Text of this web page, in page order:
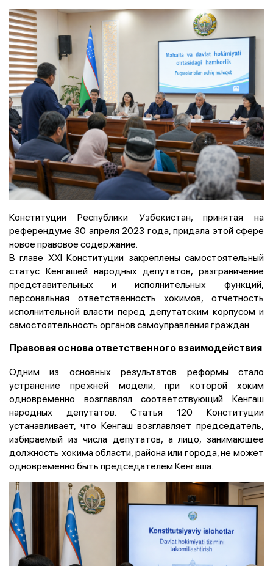
Конституции Республики Узбекистан, принятая на
референдуме 30 апреля 2023 года, придала этой сфере
новое правовое содержание.
В главе XXI Конституции закреплены самостоятельный
статус Кенгашей народных депутатов, разграничение
представительных и исполнительных функций,
персональная ответственность хокимов, отчетность
исполнительной власти перед депутатским корпусом и
самостоятельность органов самоуправления граждан.
Правовая основа ответственного взаимодействия
Одним из основных результатов реформы стало
устранение прежней модели, при которой хоким
одновременно возглавлял соответствующий Кенгаш
народных депутатов. Статья 120 Конституции
устанавливает, что Кенгаш возглавляет председатель,
избираемый из числа депутатов, а лицо, занимающее
должность хокима области, района или города, не может
одновременно быть председателем Кенгаша.